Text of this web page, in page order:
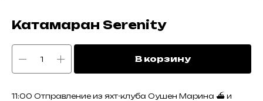
Катамаран Serenity
В корзину
11:00 Отправление из яхт-клуба Оушен Марина ⛴️ и